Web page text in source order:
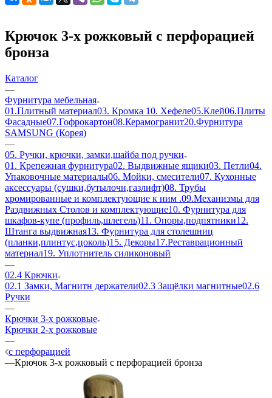
Крючок 3-х рожковый с перфорацией
бронза
Каталог
—
Фурнитура мебельная
01.Плитный материал03. Кромка 10. Хефеле05.Клей06.Плиты
Фасадные07.Гофрокартон08.Керамогранит20.Фурнитура
SAMSUNG (Корея)
—
05. Ручки, крючки, замки,шайба под ручки
01. Крепежная фурнитура02. Выдвижные ящики03. Петли04.
Упаковочные материалы06. Мойки, смесители07. Кухонные
аксессуары (сушки,бутылочн,газлифт)08. Трубы
хромированные и комплектующие к ним .09.Механизмы для
Раздвижных Столов и комплектующие10. Фурнитура для
шкафов-купе (профиль,шлегель)11. Опоры,подпятники12.
Штанга выдвижная13. Фурнитура для столешниц
(планки,плинтус,цоколь)15. Декоры17.Реставрационный
материал19. Уплотнитель силиконовый
—
02.4 Крючки
02.1 Замки, Магнитн держатели02.3 Защёлки магнитные02.6
Ручки
—
Крючки 3-х рожковые
Крючки 2-х рожковые
—
с перфорацией
—Крючок 3-х рожковый с перфорацией бронза